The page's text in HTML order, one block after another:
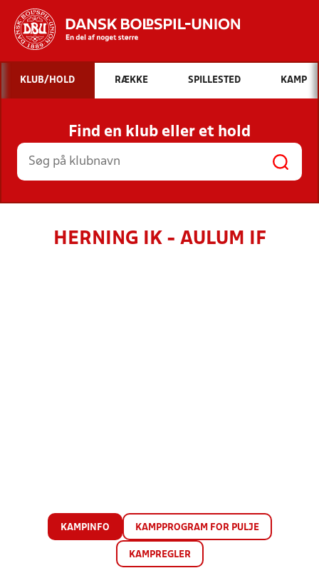
Hvad vil du søge efter?
INDHOLD OG NYHEDER
STILLINGER, RESULTATER, KLUBBER OG
HOLD
KLUB/HOLD RÆKKE SPILLESTED KAMP
Find en klub eller et hold
HERNING IK - AULUM IF
KAMPINFO KAMPPROGRAM FOR PULJE
KAMPREGLER